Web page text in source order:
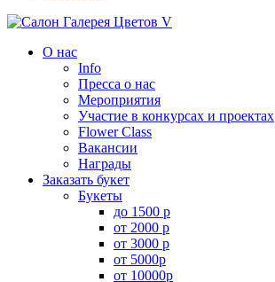
О нас
Info
Пресса о нас
Мероприятия
Участие в конкурсах и проектах
Flower Class
Вакансии
Награды
Заказать букет
Букеты
до 1500 р
от 2000 р
от 3000 р
от 5000р
от 10000р